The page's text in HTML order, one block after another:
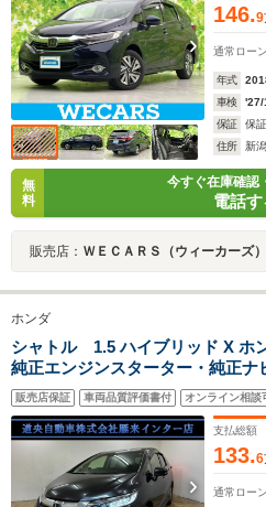
146.9
通常ローン
年式
車検
'27/
保証
保
住所
新
無
料
今すぐ在庫確認
電話す
販売店： ＷＥＣＡＲＳ（ウィーカーズ
ホンダ
シャトル 1.5 ハイブリッド X ホ
純正エンジンスターター・純正ナ
CD・DVD・ブルートゥース・バ
ETC・LEDヘッドライト
販売店保証 車両品質評価書付 オンライン相談
支払総額
133.6
通常ローン